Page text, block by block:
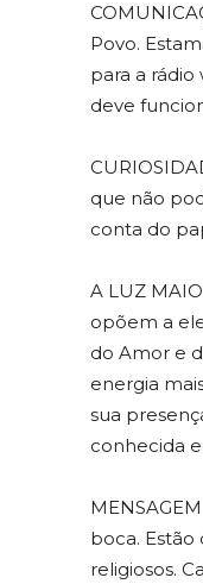
Povo.
para a
deve
que não
conta do
A LUZ
opõem a
do Amor e
energia
sua
conhecida
boca. Estão
religiosos.